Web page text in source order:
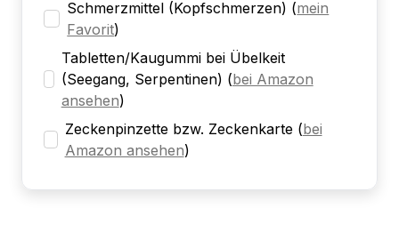
Schmerzmittel (Kopfschmerzen) (mein
Favorit)
Tabletten/Kaugummi bei Übelkeit
(Seegang, Serpentinen) (bei Amazon
ansehen)
Zeckenpinzette bzw. Zeckenkarte (bei
Amazon ansehen)